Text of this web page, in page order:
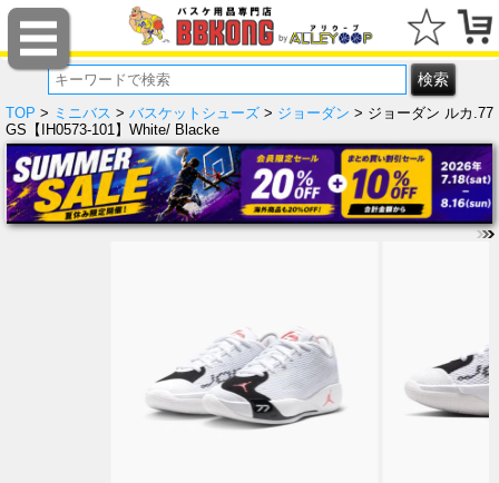
TOP > ミニバス > バスケットシューズ > ジョーダン > ジョーダン ルカ.77
GS【IH0573-101】White/ Blacke